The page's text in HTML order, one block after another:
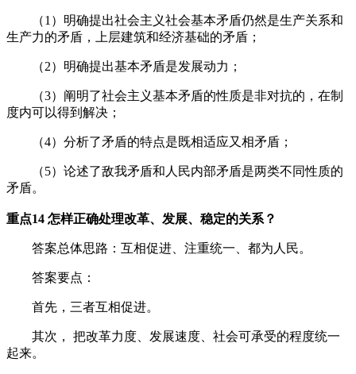
（1）明确提出社会主义社会基本矛盾仍然是生产关系和
生产力的矛盾，上层建筑和经济基础的矛盾；
（2）明确提出基本矛盾是发展动力；
（3）阐明了社会主义基本矛盾的性质是非对抗的，在制
度内可以得到解决；
（4）分析了矛盾的特点是既相适应又相矛盾；
（5）论述了敌我矛盾和人民内部矛盾是两类不同性质的
矛盾。
重点14 怎样正确处理改革、发展、稳定的关系？
答案总体思路：互相促进、注重统一、都为人民。
答案要点：
首先，三者互相促进。
其次， 把改革力度、发展速度、社会可承受的程度统一
起来。